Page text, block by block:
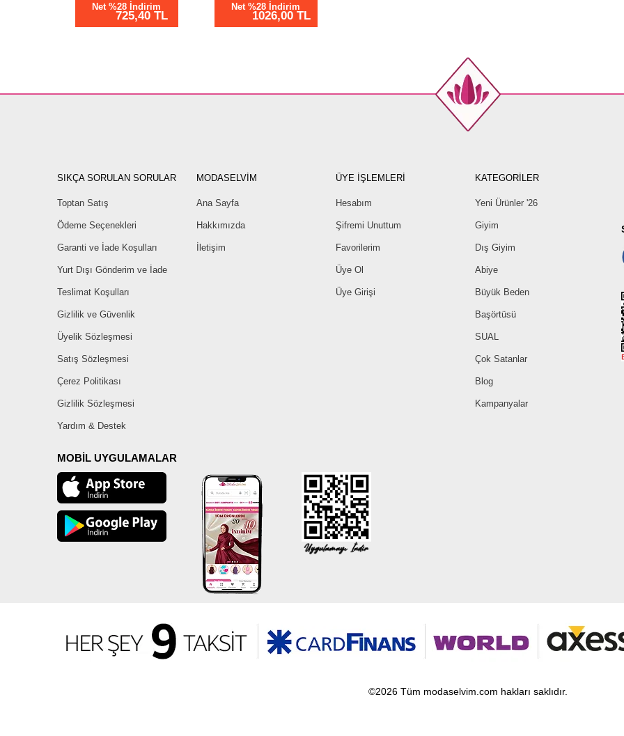
Net %28 İndirim
725,40 TL
Net %28 İndirim
1026,00 TL
SIKÇA SORULAN SORULAR
Toptan Satış
Ödeme Seçenekleri
Garanti ve İade Koşulları
Yurt Dışı Gönderim ve İade
Teslimat Koşulları
Gizlilik ve Güvenlik
Üyelik Sözleşmesi
Satış Sözleşmesi
Çerez Politikası
Gizlilik Sözleşmesi
Yardım & Destek
MODASELVİM
Ana Sayfa
Hakkımızda
İletişim
ÜYE İŞLEMLERİ
Hesabım
Şifremi Unuttum
Favorilerim
Üye Ol
Üye Girişi
KATEGORİLER
Yeni Ürünler '26
Giyim
Dış Giyim
Abiye
Büyük Beden
Başörtüsü
SUAL
Çok Satanlar
Blog
Kampanyalar
MOBİL UYGULAMALAR
©2026 Tüm modaselvim.com hakları saklıdır.